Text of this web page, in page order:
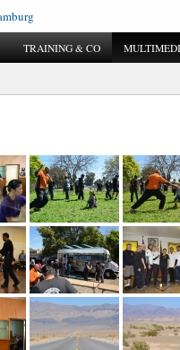
TRAINING & CO